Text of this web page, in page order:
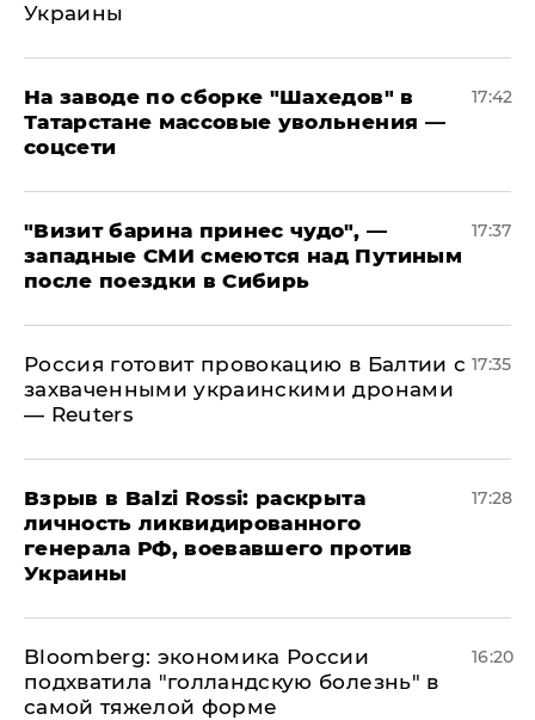
Украины
На заводе по сборке "Шахедов" в
Татарстане массовые увольнения —
соцсети
17:42
"Визит барина принес чудо", —
западные СМИ смеются над Путиным
после поездки в Сибирь
17:37
​Россия готовит провокацию в Балтии с
захваченными украинскими дронами
— Reuters
17:35
​Взрыв в Balzi Rossi: раскрыта
личность ликвидированного
генерала РФ, воевавшего против
Украины
17:28
Bloomberg: экономика России
подхватила "голландскую болезнь" в
самой тяжелой форме
16:20